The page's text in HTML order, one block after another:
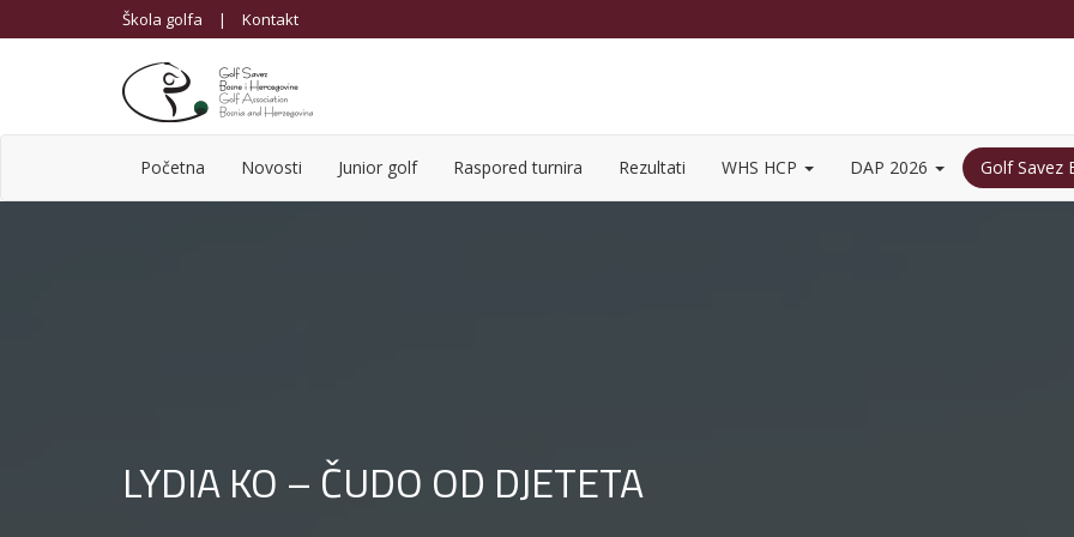
Škola golfa | Kontakt
Početna Novosti Junior golf Raspored turnira Rezultati WHS HCP DAP 2026 Golf Savez
LYDIA KO – ČUDO OD DJETETA